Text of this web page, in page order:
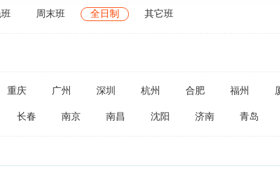
周末班 全日制 其它班
重庆 广州 深圳 杭州 合肥 福州
长春 南京 南昌 沈阳 济南 青岛